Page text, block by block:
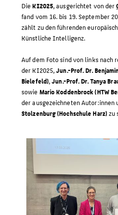
DieKI2025, ausgerichtet von der
fand vom 16. bis 19. September
zählt zu den führenden
Künstliche Intelligenz.
Auf dem Foto sind von links nach
der KI2025,Jun.-Prof. Dr.
Bielefeld),Jun.-Prof. Dr. Tanya
sowie Mario Koddenbrock (HTW
der ausgezeichneten Autor:innen
Stolzenburg (Hochschule Harz)zu